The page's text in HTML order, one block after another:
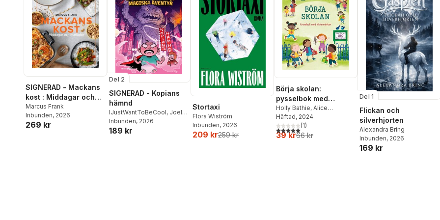
SIGNERAD - Mackans
kost : Middagar och
matlådor
Marcus Frank
Inbunden, 2026
269 kr
Del 2
SIGNERAD - Kopians
hämnd
IJustWantToBeCool, Joel
Adolphson,Emil Ejdemo
Beer ,Victor Beer
Inbunden, 2026
189 kr
Stortaxi
Flora Wiström
Inbunden, 2026
209 kr259 kr
Börja skolan:
pysselbok med
klistermärken
Holly Bathie, Alice
Beecham
Häftad, 2024
5,0utav 5 stjärnor. Totalt antal röster:
(1)
39 kr66 kr
Del 1
Flickan och
silverhjorten
Alexandra Bring
Inbunden, 2026
169 kr